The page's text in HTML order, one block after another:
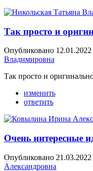
Так просто и
Опубликовано 12.01.2022
Владимировна
Так просто и
изменить
ответить
Очень интересные
Опубликовано 21.03.2022
Александровна